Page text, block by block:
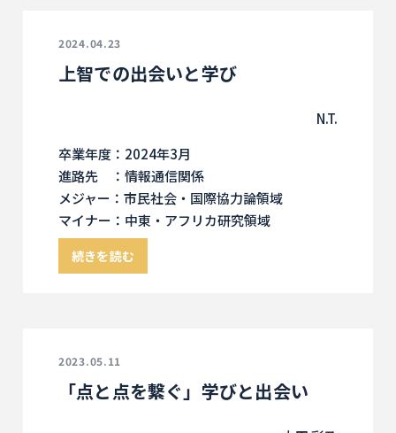
2024.04.23
上智での出会いと学び
N.T.
卒業年度：2024年3月
進路先 ：情報通信関係
メジャー：市民社会・国際協力論領域
マイナー：中東・アフリカ研究領域
続きを読む
2023.05.11
「点と点を繋ぐ」学びと出会い